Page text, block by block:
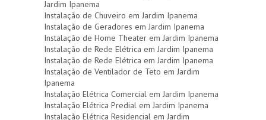
Jardim Ipanema
Instalação de Chuveiro em Jardim Ipanema
Instalação de Geradores em Jardim Ipanema
Instalação de Home Theater em Jardim Ipanema
Instalação de Rede Elétrica em Jardim Ipanema
Instalação de Rede Elétrica em Jardim Ipanema
Instalação de Ventilador de Teto em Jardim
Ipanema
Instalação Elétrica Comercial em Jardim Ipanema
Instalação Elétrica Predial em Jardim Ipanema
Instalação Elétrica Residencial em Jardim